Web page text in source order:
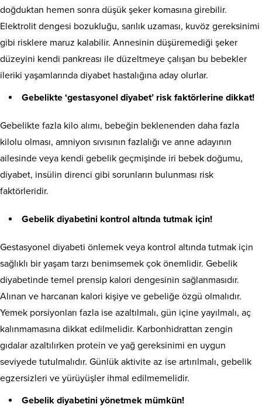
doğduktan hemen sonra düşük şeker komasına girebilir.
Elektrolit dengesi bozukluğu, sarılık uzaması, kuvöz gereksinimi
gibi risklere maruz kalabilir. Annesinin düşüremediği şeker
düzeyini kendi pankreası ile düzeltmeye çalışan bu bebekler
ileriki yaşamlarında diyabet hastalığına aday olurlar.
Gebelikte ‘gestasyonel diyabet’ risk faktörlerine dikkat!
Gebelikte fazla kilo alımı, bebeğin beklenenden daha fazla
kilolu olması, amniyon sıvısının fazlalığı ve anne adayının
ailesinde veya kendi gebelik geçmişinde iri bebek doğumu,
diyabet, insülin direnci gibi sorunların bulunması risk
faktörleridir.
Gebelik diyabetini kontrol altında tutmak için!
Gestasyonel diyabeti önlemek veya kontrol altında tutmak için
sağlıklı bir yaşam tarzı benimsemek çok önemlidir. Gebelik
diyabetinde temel prensip kalori dengesinin sağlanmasıdır.
Alınan ve harcanan kalori kişiye ve gebeliğe özgü olmalıdır.
Yemek porsiyonları fazla ise azaltılmalı, gün içine yayılmalı, aç
kalınmamasına dikkat edilmelidir. Karbonhidrattan zengin
gıdalar azaltılırken protein ve yağ gereksinimi en uygun
seviyede tutulmalıdır. Günlük aktivite az ise artırılmalı, gebelik
egzersizleri ve yürüyüşler ihmal edilmemelidir.
Gebelik diyabetini yönetmek mümkün!